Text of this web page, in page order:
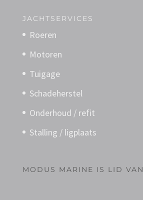
JACHTSERVICES
Roeren
Motoren
Tuigage
Schadeherstel
Onderhoud / refit
Stalling / ligplaats
MODUS MARINE IS LID VAN